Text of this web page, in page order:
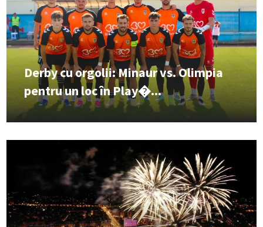
Derby cu orgolii: Minaur vs. Olimpia
pentru un loc în Play�...